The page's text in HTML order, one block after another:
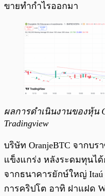
ขายทำกำไรออกมา
ผลการดำเนินงานของหุ้น
Tradingview
บริษัท OranjeBTC จากบ
แข็งแกร่ง หลังระดมทุนไ
จากธนาคารยักษ์ใหญ่
การคริปโต อาทิ ฝาแฝด